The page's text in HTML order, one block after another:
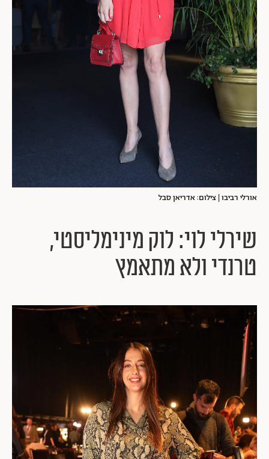
אורלי רביבו | צילום: אדריאן סבל
שירלי לוי: לוק מינימליסטי,
טרנדי ולא מתאמץ